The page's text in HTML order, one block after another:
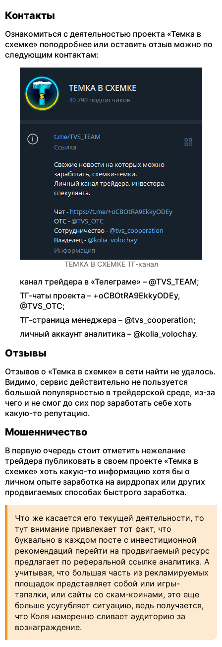
Контакты
Ознакомиться с деятельностью проекта «Темка в
схемке» поподробнее или оставить отзыв можно по
следующим контактам:
ТЕМКА В СХЕМКЕ ТГ-канал
канал трейдера в «Телеграме» – @TVS_TEAM;
ТГ-чаты проекта – +oCBOtRA9EkkyODEy,
@TVS_OTC;
ТГ-страница менеджера – @tvs_cooperation;
личный аккаунт аналитика – @kolia_volochay.
Отзывы
Отзывов о «Темка в схемке» в сети найти не удалось.
Видимо, сервис действительно не пользуется
большой популярностью в трейдерской среде, из-за
чего и не смог до сих пор заработать себе хоть
какую-то репутацию.
Мошенничество
В первую очередь стоит отметить нежелание
трейдера публиковать в своем проекте «Темка в
схемке» хоть какую-то информацию хотя бы о
личном опыте заработка на аирдропах или других
продвигаемых способах быстрого заработка.
Что же касается его текущей деятельности, то
тут внимание привлекает тот факт, что
буквально в каждом посте с инвестиционной
рекомендаций перейти на продвигаемый ресурс
предлагает по реферальной ссылке аналитика. А
учитывая, что большая часть из рекламируемых
площадок представляет собой или игры-
тапалки, или сайты со скам-коинами, это еще
больше усугубляет ситуацию, ведь получается,
что Коля намеренно сливает аудиторию за
вознаграждение.